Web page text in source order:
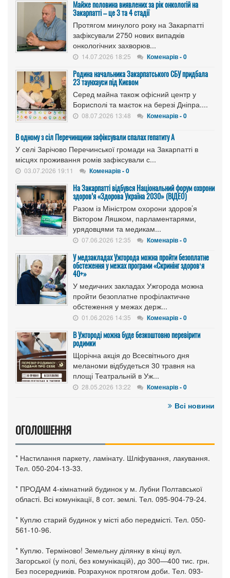
Майже половина виявлених за рік онкологій на
Закарпатті – це 3 та 4 стадії
Протягом минулого року на Закарпатті
зафіксували 2750 нових випадків
онкологічних захворюв...
14.07.2026 18:25 Коменарів - 0
Родина начальника Закарпатського СБУ придбала
23 таунхауси під Києвом
Серед майна також офісний центр у
Борисполі та маєток на березі Дніпра....
08.07.2026 13:48 Коменарів - 0
В одному з сіл Перечинщини зафіксували спалах гепатиту А
У селі Зарічово Перечинської громади на Закарпатті в
місцях проживання ромів зафіксували с...
03.07.2026 19:11 Коменарів - 0
На Закарпатті відбувся Національний форум охорони
здоров’я «Здорова Україна 2030» (ВІДЕО)
Разом із Міністром охорони здоров’я
Віктором Ляшком, парламентарями,
урядовцями та медикам...
07.06.2026 12:35 Коменарів - 0
У медзакладах Ужгорода можна пройти безоплатне
обстеження у межах програми «Скринінг здоровʼя
40+»
У медичних закладах Ужгорода можна
пройти безоплатне профілактичне
обстеження у межах держ...
01.06.2026 14:35 Коменарів - 0
В Ужгороді можна буде безкоштовно перевірити
родимки
Щорічна акція до Всесвітнього дня
меланоми відбудеться 30 травня на
площі Театральній в Уж...
28.05.2026 13:22 Коменарів - 0
Всі новини
ОГОЛОШЕННЯ
* Настилання паркету, ламінату. Шліфування, лакування.
Тел. 050-204-13-33.
* ПРОДАМ 4-кімнатний будинок у м. Лубни Полтавської
області. Всі комунікації, 8 сот. землі. Тел. 095-904-79-24.
* Куплю старий будинок у місті або передмісті. Тел. 050-
561-10-96.
* Куплю. Терміново! Земельну ділянку в кінці вул.
Загорської (у полі, без комунікацій), до 300—400 тис. грн.
Без посередників. Розрахунок протягом доби. Тел. 093-